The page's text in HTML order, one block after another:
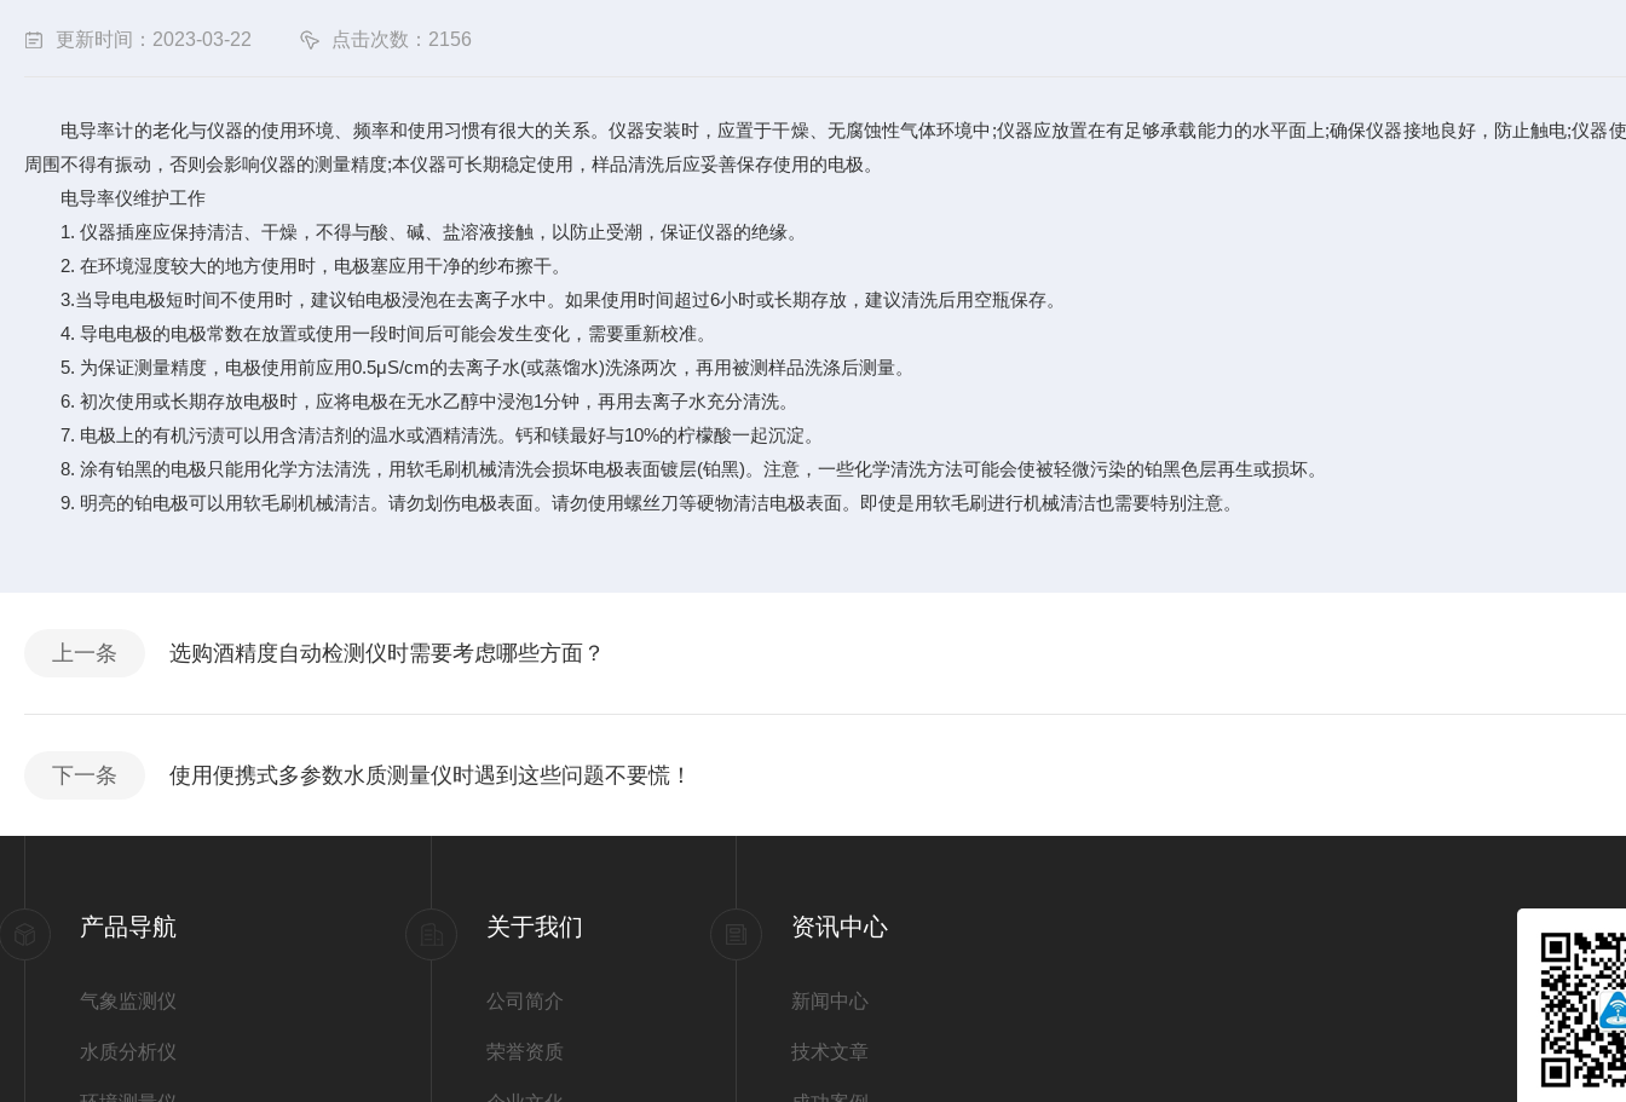
更新时间：2023-03-22 点击次数：2156
电导率计的老化与仪器的使用环境、频率和使用习惯有很大的关系。仪器安装时，应置于干燥、无腐蚀性气体环境中;仪器应放置在有足够承载能力的水平面上;确保仪器接地良好，防止触电;仪器
周围不得有振动，否则会影响仪器的测量精度;本仪器可长期稳定使用，样品清洗后应妥善保存使用的电极。
电导率仪维护工作
1. 仪器插座应保持清洁、干燥，不得与酸、碱、盐溶液接触，以防止受潮，保证仪器的绝缘。
2. 在环境湿度较大的地方使用时，电极塞应用干净的纱布擦干。
3.当导电电极短时间不使用时，建议铂电极浸泡在去离子水中。如果使用时间超过6小时或长期存放，建议清洗后用空瓶保存。
4. 导电电极的电极常数在放置或使用一段时间后可能会发生变化，需要重新校准。
5. 为保证测量精度，电极使用前应用0.5μS/cm的去离子水(或蒸馏水)洗涤两次，再用被测样品洗涤后测量。
6. 初次使用或长期存放电极时，应将电极在无水乙醇中浸泡1分钟，再用去离子水充分清洗。
7. 电极上的有机污渍可以用含清洁剂的温水或酒精清洗。钙和镁最好与10%的柠檬酸一起沉淀。
8. 涂有铂黑的电极只能用化学方法清洗，用软毛刷机械清洗会损坏电极表面镀层(铂黑)。注意，一些化学清洗方法可能会使被轻微污染的铂黑色层再生或损坏。
9. 明亮的铂电极可以用软毛刷机械清洁。请勿划伤电极表面。请勿使用螺丝刀等硬物清洁电极表面。即使是用软毛刷进行机械清洁也需要特别注意。
上一条 选购酒精度自动检测仪时需要考虑哪些方面？
下一条 使用便携式多参数水质测量仪时遇到这些问题不要慌！
产品导航
气象监测仪
水质分析仪
关于我们
公司简介
荣誉资质
资讯中心
新闻中心
技术文章